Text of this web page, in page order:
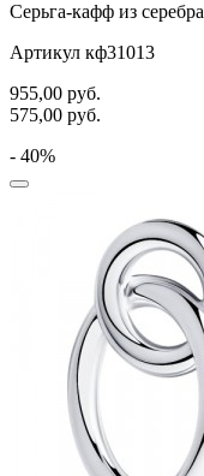
Серьга-кафф из серебра
Артикул кф31013
955,00 руб.
575,00 руб.
- 40%